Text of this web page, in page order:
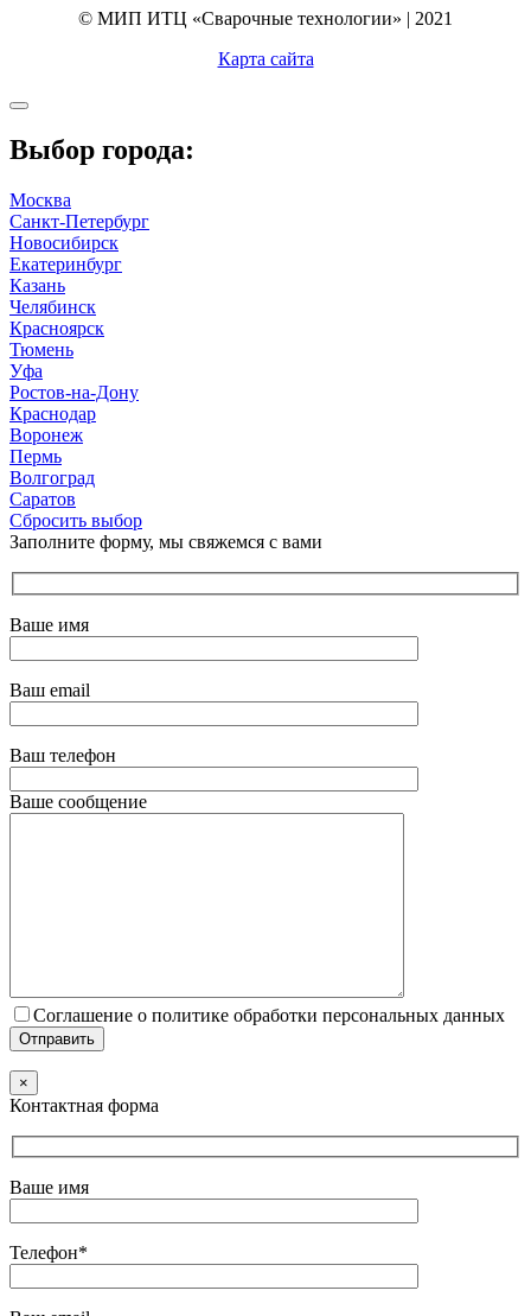
© МИП ИТЦ «Сварочные технологии» | 2021
Карта сайта
Выбор города:
Москва
Санкт-Петербург
Новосибирск
Екатеринбург
Казань
Челябинск
Красноярск
Тюмень
Уфа
Ростов-на-Дону
Краснодар
Воронеж
Пермь
Волгоград
Саратов
Сбросить выбор
Заполните форму, мы свяжемся с вами
Ваше имя
Ваш email
Ваш телефон
Ваше сообщение
Соглашение о политике обработки персональных данных
×
Контактная форма
Ваше имя
Телефон*